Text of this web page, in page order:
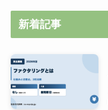
新着記事